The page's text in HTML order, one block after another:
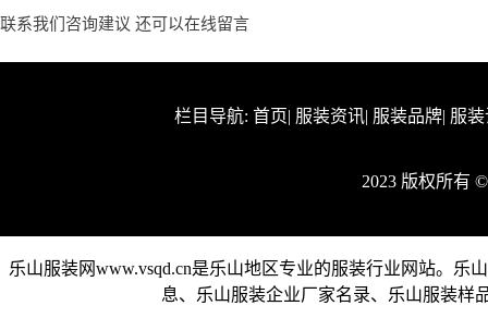
联系我们咨询建议 还可以在线留言
栏目导航: 首页| 服装资讯| 服装品牌| 服
2023 版权所有
乐山服装网www.vsqd.cn是乐山地区专业的服装行业网站。
息、乐山服装企业厂家名录、乐山服装样